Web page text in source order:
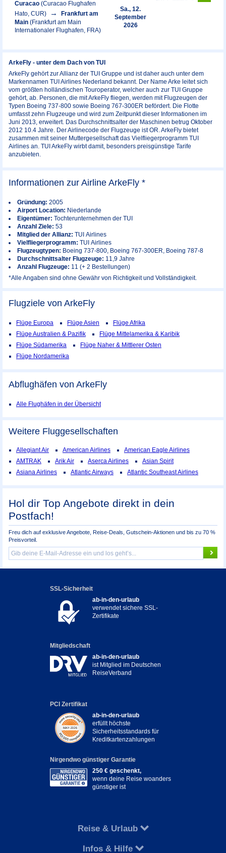
Curacao (Curacao Flughafen
Hato, CUR)
Frankfurt am
Main (Frankfurt am Main
Internationaler Flughafen, FRA)
Sa., 12.
September
2026
ArkeFly - unter dem Dach von TUI
ArkeFly gehört zur Allianz der TUI Gruppe und ist daher auch unter dem
Markennamen TUI Airlines Nederland bekannt. Der Name Arke leitet sich
vom größten holländischen Touroperator, welcher auch zur TUI Gruppe
gehört, ab. Personen, die mit ArkeFly fliegen, werden mit Flugzeugen der
Typen Boeing 737-800 sowie Boeing 767-300ER befördert. Die Flotte
umfasst zehn Flugzeuge und wird zum Zeitpunkt dieser Informationen im
Juni 2013, erweitert. Das Durchschnittsalter der Maschinen betrug Oktober
2012 10.4 Jahre. Der Airlinecode der Flugzeuge ist OR. ArkeFly bietet
zusammen mit seiner Muttergesellschaft das Vielfliegerprogramm TUI
Airlines an. TUI ArkeFly wirbt damit, besonders preisgünstige Tarife
anzubieten.
Informationen zur Airline ArkeFly *
Gründung: 2005
Airport Location: Niederlande
Eigentümer: Tochterunternehmen der TUI
Anzahl Ziele: 53
Mitglied der Allianz: TUI Airlines
Vielfliegerprogramm: TUI Airlines
Flugzeugtypen: Boeing 737-800, Boeing 767-300ER, Boeing 787-8
Durchschnittsalter Flugzeuge: 11,9 Jahre
Anzahl Flugzeuge: 11 (+ 2 Bestellungen)
*Alle Angaben sind ohne Gewähr von Richtigkeit und Vollständigkeit.
Flugziele von ArkeFly
Flüge Europa Flüge Asien
Flüge Afrika
Flüge Australien & Pazifik
Flüge Mittelamerika & Karibik
Flüge Südamerika
Flüge Naher & Mittlerer Osten
Flüge Nordamerika
Abflughäfen von ArkeFly
Alle Flughäfen in der Übersicht
Weitere Fluggesellschaften
Allegiant Air American Airlines
American Eagle Airlines
AMTRAK
Arik Air Aserca Airlines
Asian Spirit
Asiana Airlines
Atlantic Airways Atlantic Southeast Airlines
Hol dir Top Angebote direkt in dein
Postfach!
Freu dich auf exklusive Angebote, Reise-Deals, Gutschein-Aktionen und bis zu 70 %
Preisvorteil.
SSL-Sicherheit
ab-in-den-urlaub
verwendet sichere SSL-
Zertifikate
Mitgliedschaft
ab-in-den-urlaub
ist Mitglied im Deutschen
ReiseVerband
PCI Zertifikat
ab-in-den-urlaub
erfüllt höchste
Sicherheitsstandards für
Kreditkartenzahlungen
Nirgendwo günstiger Garantie
250 € geschenkt,
wenn deine Reise woanders
günstiger ist
Reise & Urlaub
Infos & Hilfe